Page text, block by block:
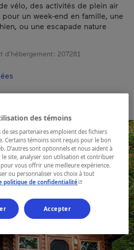
vélo, des activités de plein air
un week-end en famille, une
ou une escapade nature
d’hébergement : 207281
des témoins
ses partenaires emploient des fichiers
Certains témoins sont requis pour le bon
D’autres sont optionnels et nous aident à
site, analyser son utilisation et contribuer
vous offrir une meilleure expérience.
ou personnaliser vos choix à tout
politique de confidentialité- Cet hyperlien
Accepter